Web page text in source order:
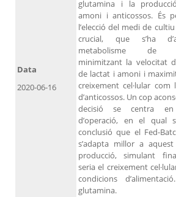
glutamina i la
amoni i anticossos. És
l’elecció del medi de
crucial, que s’ha
metabolisme de
minimitzant la velocitat
de lactat i amoni i
creixement cel·lular com
d’anticossos. Un cop
decisió se centra
d’operació, en el qual
conclusió que el Fed-
s’adapta millor a
producció, simulant
seria el creixement
condicions
glutamina.
Data
2020-06-16